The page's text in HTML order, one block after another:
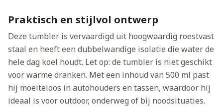
Praktisch en stijlvol ontwerp
Deze tumbler is vervaardigd uit hoogwaardig roestvast
staal en heeft een dubbelwandige isolatie die water de
hele dag koel houdt. Let op: de tumbler is niet geschikt
voor warme dranken. Met een inhoud van 500 ml past
hij moeiteloos in autohouders en tassen, waardoor hij
ideaal is voor outdoor, onderweg of bij noodsituaties.